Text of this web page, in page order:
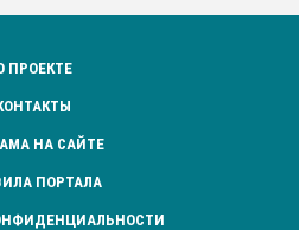
ПРОЕКТЕ
НА САЙТЕ
ПОРТАЛА